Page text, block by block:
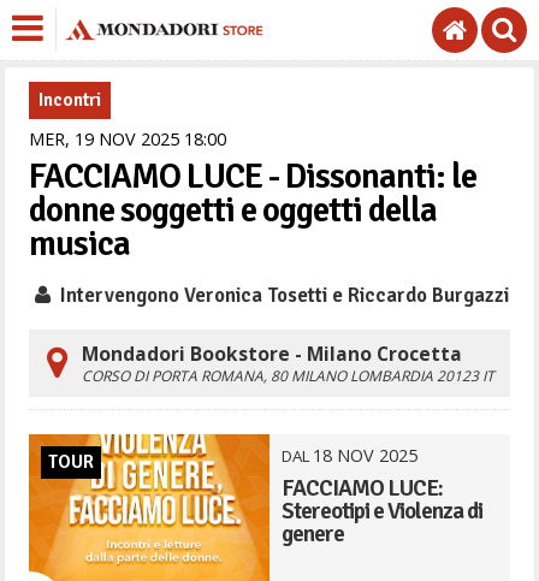
Incontri
MER, 19 NOV 2025 1800
FACCIAMO LUCE - Dissonanti: le
donne soggetti e oggetti della
musica
Intervengono Veronica Tosetti e Riccardo Burgazzi
Mondadori Bookstore - Milano Crocetta
CORSO DI PORTA ROMANA, 80MILANO LOMBARDIA 20123 IT
TOUR DAL18 NOV 2025
FACCIAMO LUCE:
Stereotipi e Violenza di
genere